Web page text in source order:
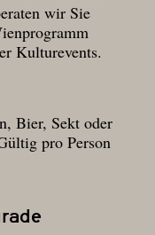
wir Sie
Kulturevents.
Bier, Sekt oder
pro Person